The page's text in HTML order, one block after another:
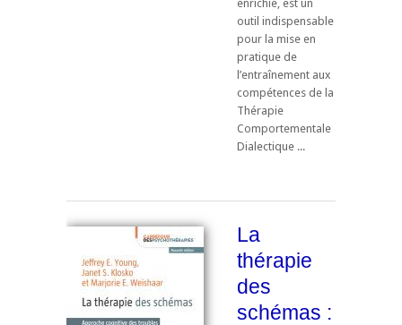
enrichie, est un
outil indispensable
pour la mise en
pratique de
l’entraînement aux
compétences de la
Thérapie
Comportementale
Dialectique ...
La
thérapie
des
schémas :